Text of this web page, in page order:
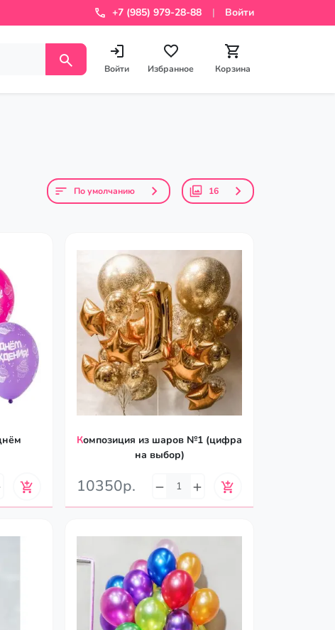
+7 (985) 979-28-88 Войти
Войти Избранное Корзина
По умолчанию 16
Композиция из шаров №1 (цифра
на выбор)
10350р.